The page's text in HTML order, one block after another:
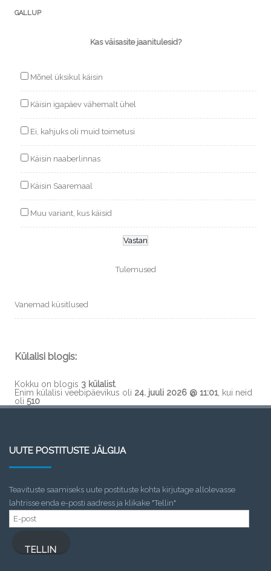
GALLUP
Kas väisasite jaanitulesid?
Mõnel üksikul käisin
Käisin igapäev vähemalt ühel
Ei, kahjuks oli muid toimetusi
Käisin naaberlinnas
Käisin Saaremaal
Muu variant, kus käisid
Tulemused
Vanemad küsitlused
Külalisi blogis:
Kokku on blogis 3 külalist.
Enim külalisi veebipäevikus oli 24. juuli 2026 @ 11:01, kui neid
oli 510
UUTE POSTITUSTE JÄLGIJA
Teavituste saamiseks uute postituste kohta kirjutage allolevasse
lahtrisse enda e-posti aadress ja klikake "Tellin"
E-
post
TELLIN